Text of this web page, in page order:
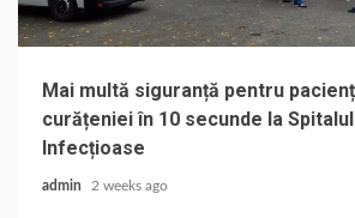
Mai multă siguranță pentru
curățeniei în 10 secunde la
Infecțioase
admin 2 weeks ago